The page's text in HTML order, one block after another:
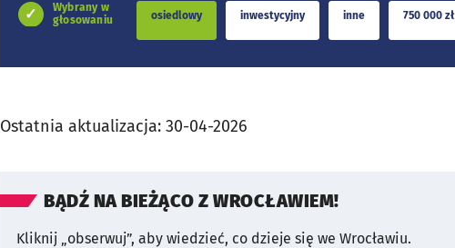
Wybrany w
głosowaniu
osiedlowy inwestycyjny inne 750 000 zł
Ostatnia aktualizacja: 30-04-2026
BĄDŹ NA BIEŻĄCO Z WROCŁAWIEM!
Kliknij „obserwuj”, aby wiedzieć, co dzieje się we Wrocławiu.